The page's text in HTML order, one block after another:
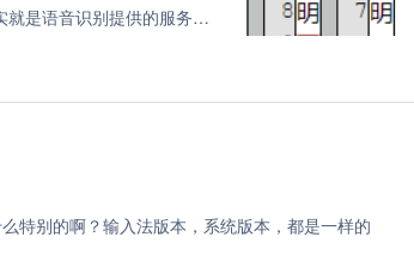
是语音识别提供的服务，
特别的啊？输入法版本，系统版本，都是一样的